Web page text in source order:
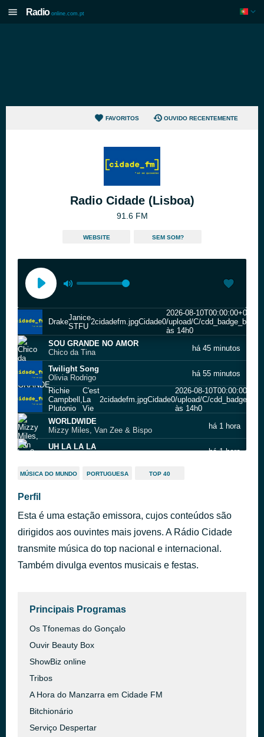
Radio online.com.pt
FAVORITOS OUVIDO RECENTEMENTE
Radio Cidade (Lisboa)
91.6 FM
WEBSITE SEM SOM?
DrakeJanice
STFU 2cidadefm.jpgCidade0
2026-08-10T00:00:00+01:00
/upload/C/
às 14h0
SOU GRANDE NO AMOR
Chico da Tina
há 45 minutos
Twilight Song
Olivia Rodrigo
há 55 minutos
Richie
Campbell,
Plutonio
C'est
La
Vie
2cidadefm.jpgCidade0
2026-08-
/upload/C/
às 14h0
WORLDWIDE
Mizzy Miles, Van Zee & Bispo
há 1 hora
UH LA LA LA
há 1 hora
drop dead
Boy
às 14h0
PinkPantheress
há 3 horas
MC
MC
Pedrinho,
Se
Sentir
2cidadefm.jpgCidade0/upload/C/
MÚSICA DO MUNDO PORTUGUESA TOP 40
Perfil
Esta é uma estação emissora, cujos conteúdos são
dirigidos aos ouvintes mais jovens. A Rádio Cidade
transmite música do top nacional e internacional.
Também divulga eventos musicais e festas.
Principais Programas
Os Tfonemas do Gonçalo
Ouvir Beauty Box
ShowBiz online
Tribos
A Hora do Manzarra em Cidade FM
Bitchionário
Serviço Despertar